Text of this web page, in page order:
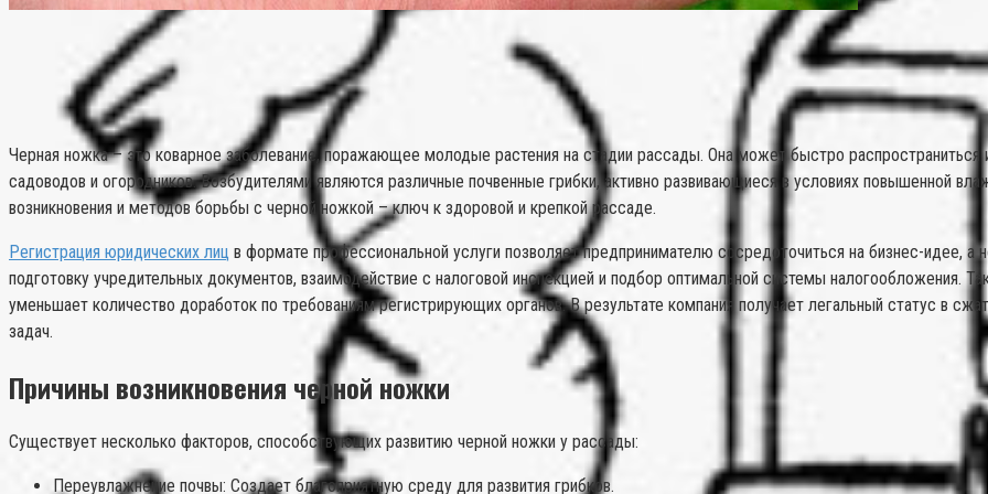
Черная ножка – это коварное заболевание, поражающее молодые растения на стадии рассады. Она может быстро
садоводов и огородников. Возбудителями являются различные почвенные грибки, активно развивающиеся в условиях повышенной
возникновения и методов борьбы с черной ножкой – ключ к здоровой и крепкой рассаде.
Регистрация юридических лиц в формате профессиональной услуги позволяет предпринимателю сосредоточиться на бизнес-идее,
подготовку учредительных документов, взаимодействие с налоговой инспекцией и подбор оптимальной системы налогообложения.
уменьшает количество доработок по требованиям регистрирующих органов. В результате компания получает легальный статус в
задач.
Причины возникновения черной ножки
Существует несколько факторов, способствующих развитию черной ножки у рассады:
Переувлажнение почвы: Создает благоприятную среду для развития грибков.